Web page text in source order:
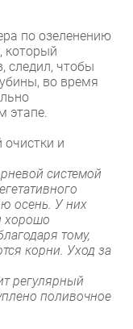
по озеленению
который
следил, чтобы
во время
этапе.
очистки и
системой
осень. У них
хорошо
тому,
корни. Уход за
регулярный
поливочное